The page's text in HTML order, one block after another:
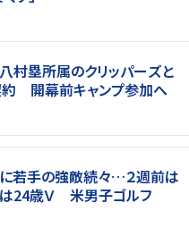
八村塁所属のクリッパーズと
約 開幕前キャンプ参加へ
若手の強敵続々…２週前は
は24歳Ｖ 米男子ゴルフ